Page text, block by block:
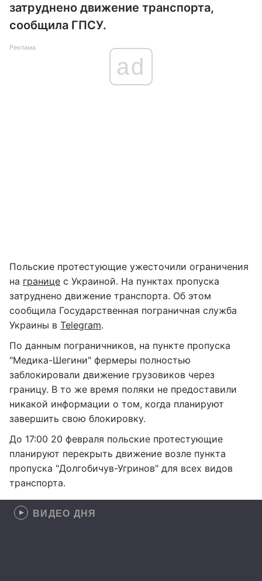
затруднено движение транспорта,
сообщила ГПСУ.
Реклама
ad
Польские протестующие ужесточили ограничения
на границе с Украиной. На пунктах пропуска
затруднено движение транспорта. Об этом
сообщила Государственная пограничная служба
Украины в Telegram.
По данным пограничников, на пункте пропуска
"Медика-Шегини" фермеры полностью
заблокировали движение грузовиков через
границу. В то же время поляки не предоставили
никакой информации о том, когда планируют
завершить свою блокировку.
До 17:00 20 февраля польские протестующие
планируют перекрыть движение возле пункта
пропуска "Долгобичув-Угринов" для всех видов
транспорта.
ВИДЕО ДНЯ